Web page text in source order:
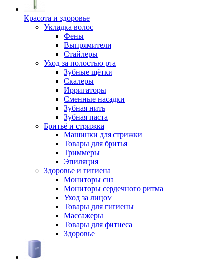
Красота и здоровье
Укладка волос
Фены
Выпрямители
Стайлеры
Уход за полостью рта
Зубные щётки
Скалеры
Ирригаторы
Сменные насадки
Зубная нить
Зубная паста
Бритьё и стрижка
Машинки для стрижки
Товары для бритья
Триммеры
Эпиляция
Здоровье и гигиена
Мониторы сна
Мониторы сердечного ритма
Уход за лицом
Товары для гигиены
Массажеры
Товары для фитнеса
Здоровье